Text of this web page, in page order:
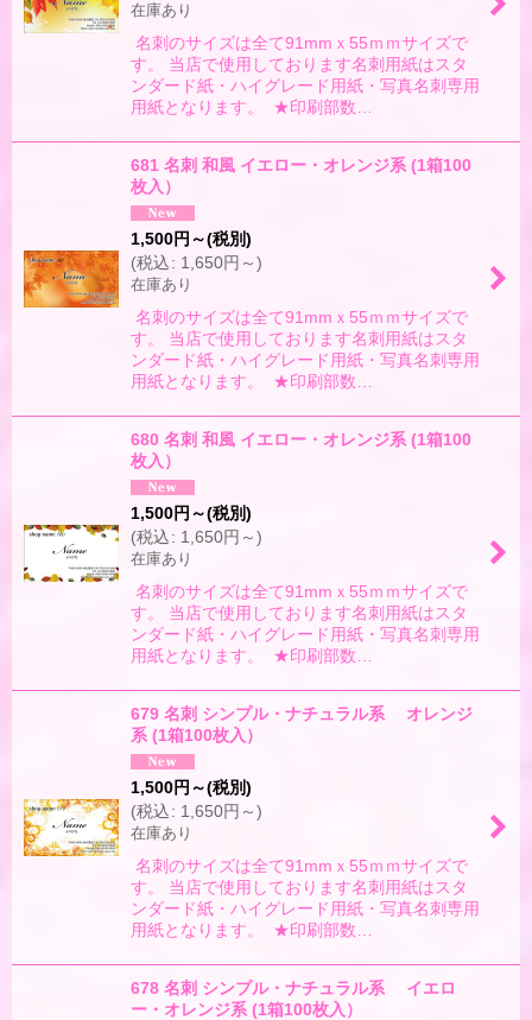
在庫あり
名刺のサイズは全て91mmｘ55ｍｍサイズで
す。 当店で使用しております名刺用紙はスタ
ンダード紙・ハイグレード用紙・写真名刺専用
用紙となります。 ★印刷部数…
681 名刺 和風 イエロー・オレンジ系 (1箱100
枚入）
1,500円 ～(税別)
(税込: 1,650円 ～)
在庫あり
名刺のサイズは全て91mmｘ55ｍｍサイズで
す。 当店で使用しております名刺用紙はスタ
ンダード紙・ハイグレード用紙・写真名刺専用
用紙となります。 ★印刷部数…
680 名刺 和風 イエロー・オレンジ系 (1箱100
枚入）
1,500円 ～(税別)
(税込: 1,650円 ～)
在庫あり
名刺のサイズは全て91mmｘ55ｍｍサイズで
す。 当店で使用しております名刺用紙はスタ
ンダード紙・ハイグレード用紙・写真名刺専用
用紙となります。 ★印刷部数…
679 名刺 シンプル・ナチュラル系 オレンジ
系 (1箱100枚入）
1,500円 ～(税別)
(税込: 1,650円 ～)
在庫あり
名刺のサイズは全て91mmｘ55ｍｍサイズで
す。 当店で使用しております名刺用紙はスタ
ンダード紙・ハイグレード用紙・写真名刺専用
用紙となります。 ★印刷部数…
678 名刺 シンプル・ナチュラル系 イエロ
ー・オレンジ系 (1箱100枚入）